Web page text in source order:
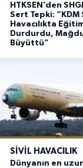
HTKSEN’den
Sert Tepki: “KDM
Havacılıkta
Durdurdu,
Büyüttü”
SIVIL HAVACILIK
Dünyanın en